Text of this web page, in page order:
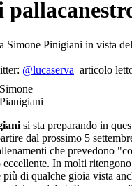
Simone Pinigiani in vista
@lucaserva articolo
Simone
Pianigiani
si sta preparando in
dal prossimo 5
che prevedono
In molti
più di qualche gioia vista